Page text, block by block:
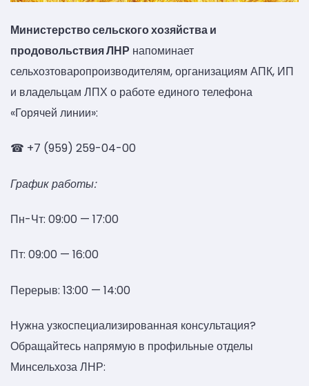
Министерство сельского хозяйства и
продовольствия ЛНР напоминает
сельхозтоваропроизводителям, организациям АПК, ИП
и владельцам ЛПХ о работе единого телефона
«Горячей линии»:
☎ +7 (959) 259-04-00
График работы:
Пн-Чт: 09:00 — 17:00
Пт: 09:00 — 16:00
Перерыв: 13:00 — 14:00
Нужна узкоспециализированная консультация?
Обращайтесь напрямую в профильные отделы
Минсельхоза ЛНР: